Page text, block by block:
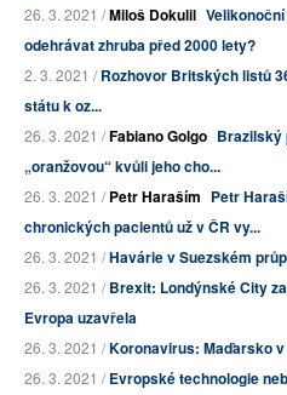
26. 3. 2021 /Miloš Dokulil
odehrávat zhruba před 2000 lety?
2. 3. 2021 /Rozhovor Britských listů
státu k oz...
26. 3. 2021 /Fabiano Golgo Brazilský
„oranžovou“ kvůli jeho cho...
26. 3. 2021 /Petr Haraším Petr
chronických pacientů už v ČR vy...
26. 3. 2021 /Havárie v Suezském
26. 3. 2021 /Brexit: Londýnské City
Evropa uzavřela
26. 3. 2021 /Koronavirus: Maďarsko
26. 3. 2021 /Evropské technologie